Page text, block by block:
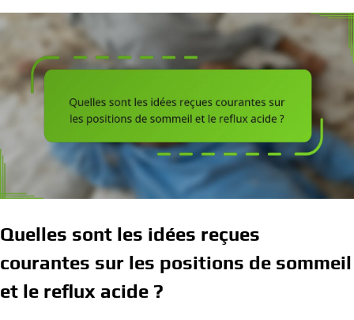
Quelles sont les idées reçues
courantes sur les positions de sommeil
et le reflux acide ?